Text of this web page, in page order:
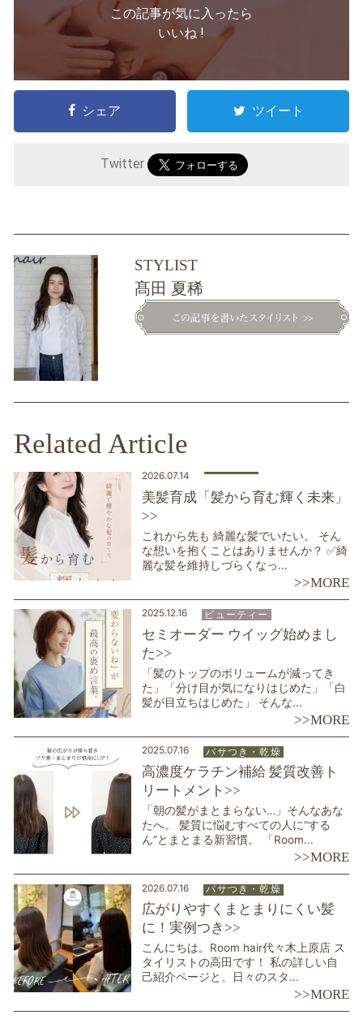
この記事が気に入ったら
いいね !
シェア ツイート
Twitter
STYLIST
髙田 夏稀
Related Article
2026.07.14
美髪育成「髪から育む輝く未来」
>>
これから先も 綺麗な髪でいたい。 そん
な想いを抱くことはありませんか？ ✅綺
麗な髪を維持しづらくなっ...
>>MORE
2025.12.16 ビューティー
セミオーダー ウイッグ始めまし
た>>
「髪のトップのボリュームが減ってき
た」「分け目が気になりはじめた」「白
髪が目立ちはじめた」 そんな...
>>MORE
2025.07.16 パサつき・乾燥
高濃度ケラチン補給 髪質改善ト
リートメント>>
「朝の髪がまとまらない…」そんなあな
たへ。 髪質に悩むすべての人に“する
ん”とまとまる新習慣。 「Room...
>>MORE
2026.07.16 パサつき・乾燥
広がりやすくまとまりにくい髪
に！実例つき>>
こんにちは。Room hair代々木上原店 ス
タイリストの高田です！ 私の詳しい自
己紹介ページと、日々のスタ...
>>MORE